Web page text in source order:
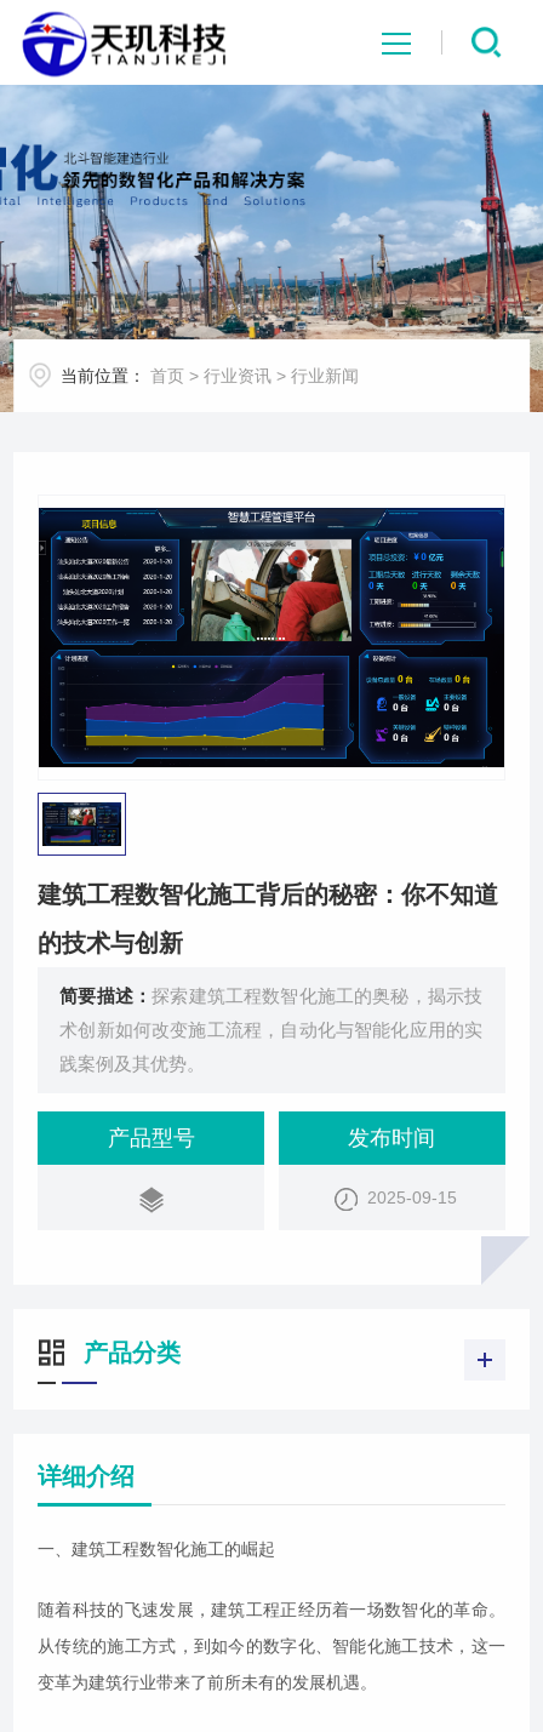
网站首页
系统中心
解决方案
项目案例
关于我们
当前位置： 首页 >行业资讯 >行业新闻
建筑工程数智化施工背后的秘密：你不知道
的技术与创新
简要描述：探索建筑工程数智化施工的奥秘，揭示技
术创新如何改变施工流程，自动化与智能化应用的实
践案例及其优势。
产品型号 发布时间
2025-09-15
产品分类
详细介绍
一、建筑工程数智化施工的崛起
随着科技的飞速发展，建筑工程正经历着一场数智化的革命。
从传统的施工方式，到如今的数字化、智能化施工技术，这一
变革为建筑行业带来了前所未有的发展机遇。